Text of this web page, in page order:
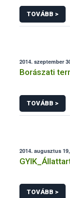
TOVÁBB >
2014. szeptember
Borászati
TOVÁBB >
2014. augusztus
TOVÁBB >